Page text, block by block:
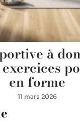
à
en forme
11 mars 2026